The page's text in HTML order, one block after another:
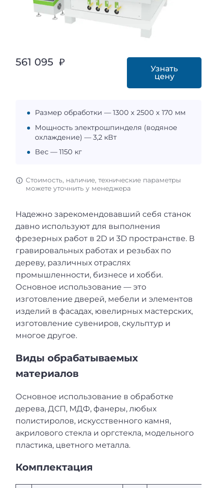
561 095 ₽
Узнать
цену
Размер обработки — 1300 х 2500 х 170 мм
Мощность электрошпинделя (водяное
охлаждение) — 3,2 кВт
Вес — 1150 кг
Стоимость, наличие, технические параметры
можете уточнить у менеджера
Надежно зарекомендовавший себя станок
давно используют для выполнения
фрезерных работ в 2D и 3D пространстве. В
гравировальных работах и резьбах по
дереву, различных отраслях
промышленности, бизнесе и хобби.
Основное использование — это
изготовление дверей, мебели и элементов
изделий в фасадах, ювелирных мастерских,
изготовление сувениров, скульптур и
многое другое.
Виды обрабатываемых
материалов
Основное использование в обработке
дерева, ДСП, МДФ, фанеры, любых
полистиролов, искусственного камня,
акрилового стекла и оргстекла, модельного
пластика, цветного металла.
Комплектация